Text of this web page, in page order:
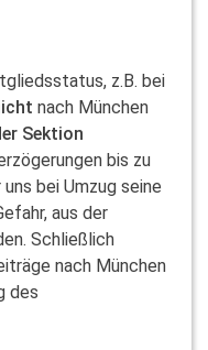
z.B. bei
nach München
Sektion
bis zu
bei Umzug seine
aus der
Schließlich
nach München
des